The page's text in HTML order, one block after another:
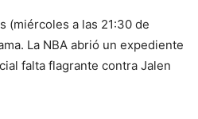
(miércoles a las 21:30 de
La NBA abrió un expediente
falta flagrante contra Jalen